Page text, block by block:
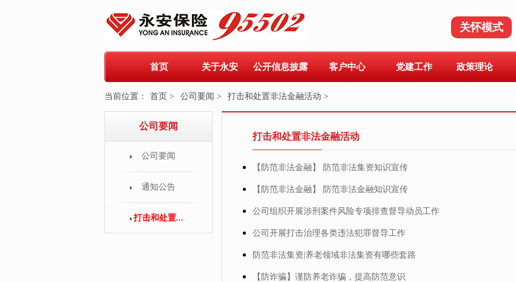
关怀模式
首页 关于永安 公开信息披露 客户中心 党建工作 政策理论
当前位置： 首页 > 公司要闻 > 打击和处置非法金融活动 >
公司要闻
公司要闻
通知公告
打击和处置...
打击和处置非法金融活动
【防范非法金融】 防范非法集资知识宣传
【防范非法金融】 防范非法金融知识宣传
公司组织开展涉刑案件风险专项排查督导动员工作
公司开展打击治理各类违法犯罪督导工作
防范非法集资|养老领域非法集资有哪些套路
【防诈骗】谨防养老诈骗，提高防范意识